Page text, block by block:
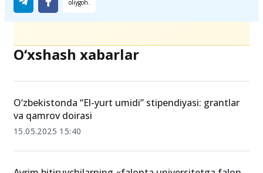
O‘xshash xabarlar
O‘zbekistonda “El-yurt umidi” stipendiyasi: grantlar
va qamrov doirasi
15.05.2025 15:40